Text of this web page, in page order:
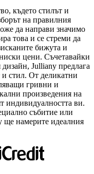
където стилът и
на правилния
да направи значимо
това и се стреми да
бижута и
цени. Съчетавайки
дизайн, Julliany предлага
и стил. От деликатни
гривни и
произведения на
индивидуалността ви.
събитие или
ще намерите идеалния